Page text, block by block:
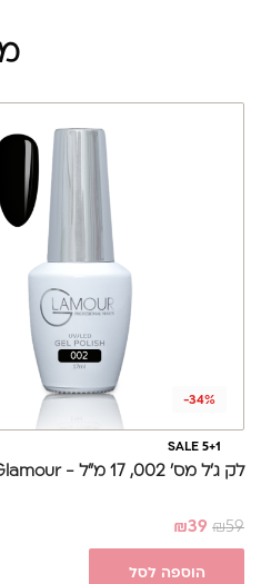
-34%
SALE 5+1
לק ג'ל מס' 002, 17 מ"ל - Glamour
₪59
₪39
הוספה לסל